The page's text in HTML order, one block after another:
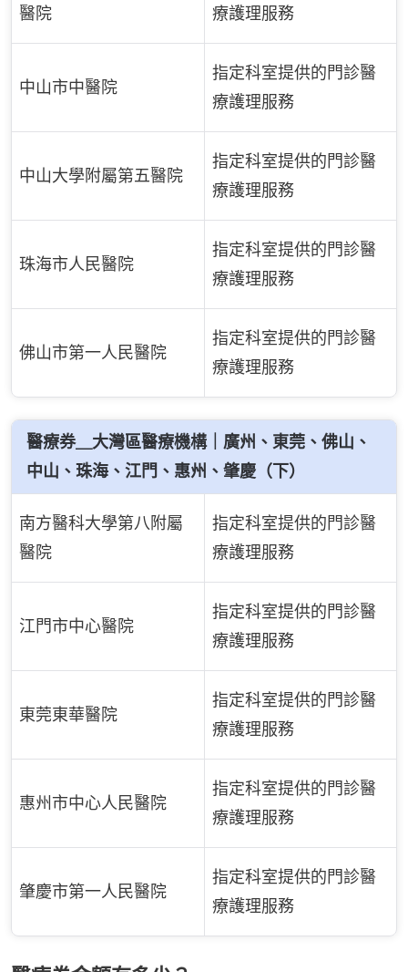
醫院
療護理服務
中山市中醫院
指定科室提供的門診醫
療護理服務
中山大學附屬第五醫院
指定科室提供的門診醫
療護理服務
珠海市人民醫院
指定科室提供的門診醫
療護理服務
佛山市第一人民醫院
指定科室提供的門診醫
療護理服務
醫療券＿大灣區醫療機構｜廣州、東莞、佛山、
中山、珠海、江門、惠州、肇慶（下）
南方醫科大學第八附屬
醫院
指定科室提供的門診醫
療護理服務
江門市中心醫院
指定科室提供的門診醫
療護理服務
東莞東華醫院
指定科室提供的門診醫
療護理服務
惠州市中心人民醫院
指定科室提供的門診醫
療護理服務
肇慶市第一人民醫院
指定科室提供的門診醫
療護理服務